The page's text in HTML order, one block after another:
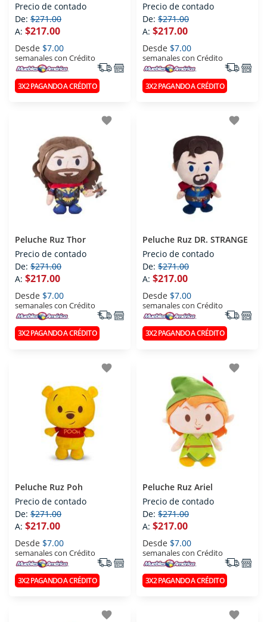
Precio de contado
De: $271.00
A: $217.00
Desde $7.00
semanales con Crédito
3X2 PAGANDO A CRÉDITO
Precio de contado
De: $271.00
A: $217.00
Desde $7.00
semanales con Crédito
3X2 PAGANDO A CRÉDITO
favorite
Peluche Ruz Thor
Precio de contado
De: $271.00
A: $217.00
Desde $7.00
semanales con Crédito
3X2 PAGANDO A CRÉDITO
favorite
Peluche Ruz DR. STRANGE
Precio de contado
De: $271.00
A: $217.00
Desde $7.00
semanales con Crédito
3X2 PAGANDO A CRÉDITO
favorite
Peluche Ruz Poh
Precio de contado
De: $271.00
A: $217.00
Desde $7.00
semanales con Crédito
3X2 PAGANDO A CRÉDITO
favorite
Peluche Ruz Ariel
Precio de contado
De: $271.00
A: $217.00
Desde $7.00
semanales con Crédito
3X2 PAGANDO A CRÉDITO
favorite favorite